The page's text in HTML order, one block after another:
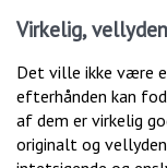
Virkelig,
Det ville ikke være
efterhånden kan
af dem er virkelig
originalt og